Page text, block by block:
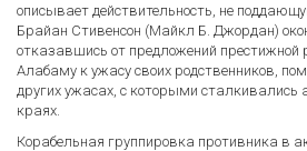
описывает действительность, не
Брайан Стивенсон (Майкл Б. Джордан)
отказавшись от предложений престижной
Алабаму к ужасу своих родственников,
других ужасах, с которыми
краях.
Корабельная группировка противника в